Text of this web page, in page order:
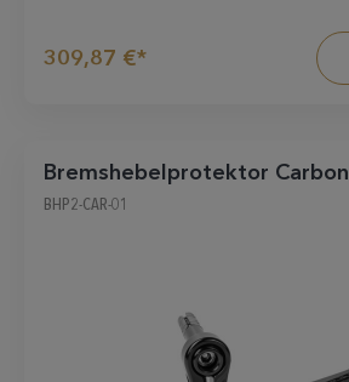
309,87 €*
Bremshebelprotektor Carbon
BHP2-CAR-01